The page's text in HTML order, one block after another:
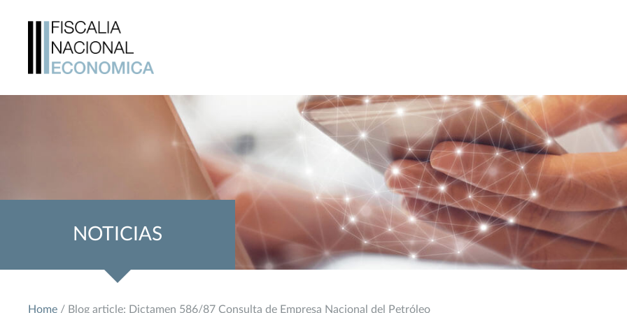
NOTICIAS
Home / Blog article: Dictamen 586/87 Consulta de Empresa Nacional del Petróleo